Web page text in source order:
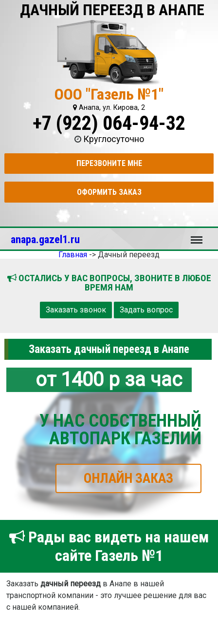
ДАЧНЫЙ ПЕРЕЕЗД В АНАПЕ
ООО "Газель №1"
Анапа, ул. Кирова, 2
+7 (922) 064-94-32
Круглосуточно
ПЕРЕЗВОНИТЕ МНЕ
ОФОРМИТЬ ЗАКАЗ
anapa.gazel1.ru Меню
Главная -> Дачный переезд
ОСТАЛИСЬ У ВАС ВОПРОСЫ, ЗВОНИТЕ В ЛЮБОЕ
ВРЕМЯ НАМ
Заказать звонок Задать вопрос
Заказать дачный переезд в Анапе
от 1400 р за час
У НАС СОБСТВЕННЫЙ
АВТОПАРК ГАЗЕЛИЙ
ОНЛАЙН ЗАКАЗ
Рады вас видеть на нашем
сайте Газель №1
Заказать дачный переездв Анапе в нашей
транспортной компании - это лучшее решение для вас
с нашей компанией.